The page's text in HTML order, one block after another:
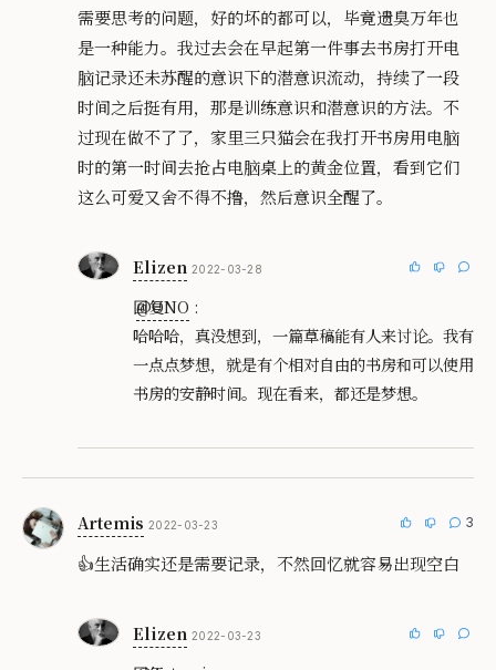
需要思考的问题，好的坏的都可以，毕竟遗臭万年也
是一种能力。我过去会在早起第一件事去书房打开电
脑记录还未苏醒的意识下的潜意识流动，持续了一段
时间之后挺有用，那是训练意识和潜意识的方法。不
过现在做不了了，家里三只猫会在我打开书房用电脑
时的第一时间去抢占电脑桌上的黄金位置，看到它们
这么可爱又舍不得不撸，然后意识全醒了。
Elizen 2022-03-28
回复
@ONO :
哈哈哈，真没想到，一篇草稿能有人来讨论。我有
一点点梦想，就是有个相对自由的书房和可以使用
书房的安静时间。现在看来，都还是梦想。
Artemis 2022-03-23 3
👍生活确实还是需要记录，不然回忆就容易出现空白
Elizen 2022-03-23